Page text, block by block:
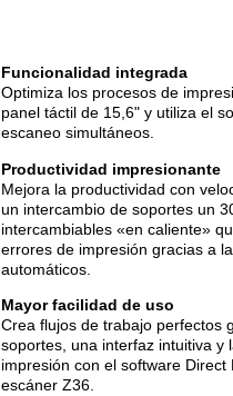
Funcionalidad integrada
Optimiza los procesos de
panel táctil de 15,6" y utiliza el
escaneo simultáneos.
Productividad impresionante
Mejora la productividad con
un intercambio de soportes un
intercambiables «en caliente»
errores de impresión gracias a
automáticos.
Mayor facilidad de uso
Crea flujos de trabajo perfectos
soportes, una interfaz intuitiva
impresión con el software
escáner Z36.